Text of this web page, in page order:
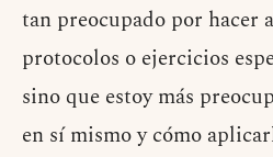
tan preocupado por hacer
protocolos o ejercicios
sino que estoy más
en sí mismo y cómo